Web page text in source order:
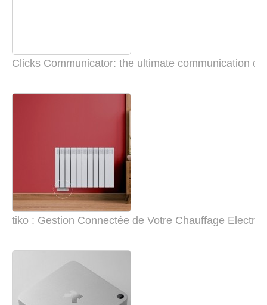
Clicks Communicator: the ultimate communication
tiko : Gestion Connectée de Votre Chauffage